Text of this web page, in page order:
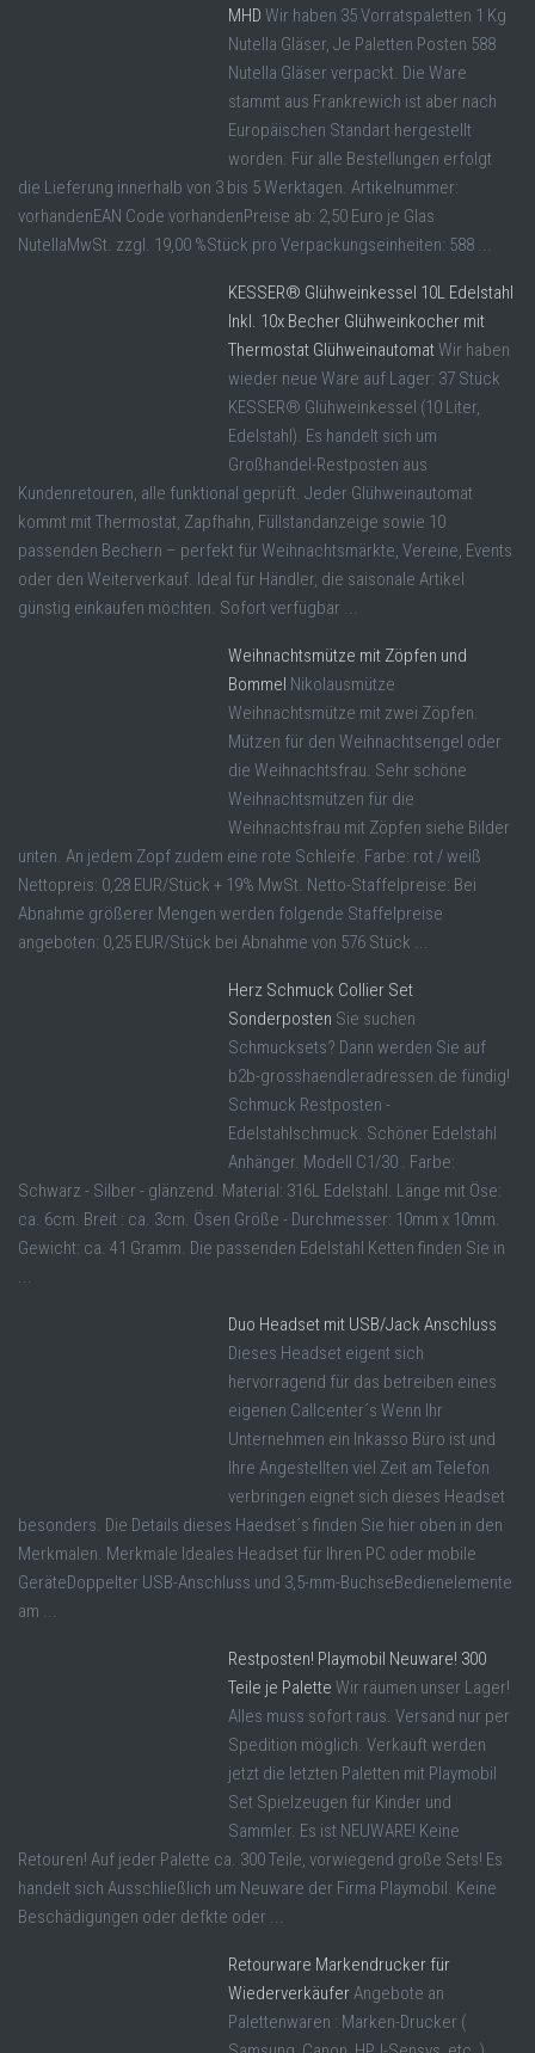
MHD Wir haben 35 Vorratspaletten 1 Kg
Nutella Gläser, Je Paletten Posten 588
Nutella Gläser verpackt. Die Ware
stammt aus Frankrewich ist aber nach
Europäischen Standart hergestellt
worden. Für alle Bestellungen erfolgt
die Lieferung innerhalb von 3 bis 5 Werktagen. Artikelnummer:
vorhandenEAN Code vorhandenPreise ab: 2,50 Euro je Glas
NutellaMwSt. zzgl. 19,00 %Stück pro Verpackungseinheiten: 588 ...
KESSER® Glühweinkessel 10L Edelstahl
Inkl. 10x Becher Glühweinkocher mit
Thermostat GlühweinautomatWir haben
wieder neue Ware auf Lager: 37 Stück
KESSER® Glühweinkessel (10 Liter,
Edelstahl). Es handelt sich um
Großhandel-Restposten aus
Kundenretouren, alle funktional geprüft. Jeder Glühweinautomat
kommt mit Thermostat, Zapfhahn, Füllstandanzeige sowie 10
passenden Bechern – perfekt für Weihnachtsmärkte, Vereine, Events
oder den Weiterverkauf. Ideal für Händler, die saisonale Artikel
günstig einkaufen möchten. Sofort verfügbar ...
Weihnachtsmütze mit Zöpfen und
Bommel Nikolausmütze
Weihnachtsmütze mit zwei Zöpfen.
Mützen für den Weihnachtsengel oder
die Weihnachtsfrau. Sehr schöne
Weihnachtsmützen für die
Weihnachtsfrau mit Zöpfen siehe Bilder
unten. An jedem Zopf zudem eine rote Schleife. Farbe: rot / weiß
Nettopreis: 0,28 EUR/Stück + 19% MwSt. Netto-Staffelpreise: Bei
Abnahme größerer Mengen werden folgende Staffelpreise
angeboten: 0,25 EUR/Stück bei Abnahme von 576 Stück ...
Herz Schmuck Collier Set
Sonderposten Sie suchen
Schmucksets? Dann werden Sie auf
b2b-grosshaendleradressen.de fündig!
Schmuck Restposten -
Edelstahlschmuck. Schöner Edelstahl
Anhänger. Modell C1/30 . Farbe:
Schwarz - Silber - glänzend. Material: 316L Edelstahl. Länge mit Öse:
ca. 6cm. Breit : ca. 3cm. Ösen Größe - Durchmesser: 10mm x 10mm.
Gewicht: ca. 41 Gramm. Die passenden Edelstahl Ketten finden Sie in
...
Duo Headset mit USB/Jack Anschluss
Dieses Headset eigent sich
hervorragend für das betreiben eines
eigenen Callcenter´s Wenn Ihr
Unternehmen ein Inkasso Büro ist und
Ihre Angestellten viel Zeit am Telefon
verbringen eignet sich dieses Headset
besonders. Die Details dieses Haedset´s finden Sie hier oben in den
Merkmalen. Merkmale Ideales Headset für Ihren PC oder mobile
GeräteDoppelter USB-Anschluss und 3,5-mm-BuchseBedienelemente
am ...
Restposten! Playmobil Neuware! 300
Teile je Palette Wir räumen unser Lager!
Alles muss sofort raus. Versand nur per
Spedition möglich. Verkauft werden
jetzt die letzten Paletten mit Playmobil
Set Spielzeugen für Kinder und
Sammler. Es ist NEUWARE! Keine
Retouren! Auf jeder Palette ca. 300 Teile, vorwiegend große Sets! Es
handelt sich Ausschließlich um Neuware der Firma Playmobil. Keine
Beschädigungen oder defkte oder ...
Retourware Markendrucker für
WiederverkäuferAngebote an
Palettenwaren : Marken-Drucker (